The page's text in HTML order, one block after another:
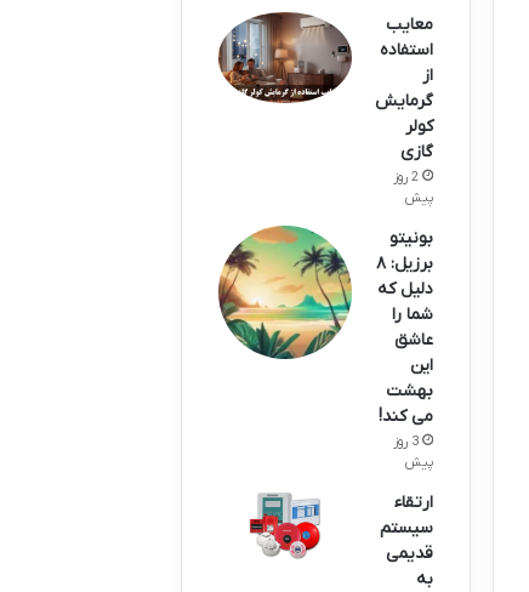
معایب
استفاده
از
گرمایش
کولر
گازی
2 روز
پیش
بونیتو
برزیل: ۸
دلیل که
شما را
عاشق
این
بهشت
می کند!
3 روز
پیش
ارتقاء
سیستم
قدیمی
به